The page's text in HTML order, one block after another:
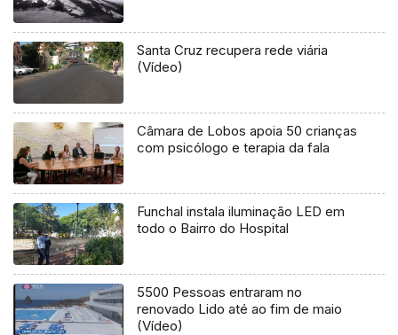
Santa Cruz recupera rede viária
(Vídeo)
Câmara de Lobos apoia 50 crianças
com psicólogo e terapia da fala
Funchal instala iluminação LED em
todo o Bairro do Hospital
5500 Pessoas entraram no
renovado Lido até ao fim de maio
(Vídeo)